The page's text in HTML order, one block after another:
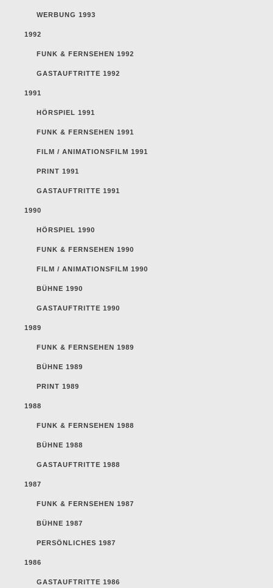
WERBUNG 1993
1992
FUNK & FERNSEHEN 1992
GASTAUFTRITTE 1992
1991
HÖRSPIEL 1991
FUNK & FERNSEHEN 1991
FILM / ANIMATIONSFILM 1991
PRINT 1991
GASTAUFTRITTE 1991
1990
HÖRSPIEL 1990
FUNK & FERNSEHEN 1990
FILM / ANIMATIONSFILM 1990
BÜHNE 1990
GASTAUFTRITTE 1990
1989
FUNK & FERNSEHEN 1989
BÜHNE 1989
PRINT 1989
1988
FUNK & FERNSEHEN 1988
BÜHNE 1988
GASTAUFTRITTE 1988
1987
FUNK & FERNSEHEN 1987
BÜHNE 1987
PERSÖNLICHES 1987
1986
GASTAUFTRITTE 1986